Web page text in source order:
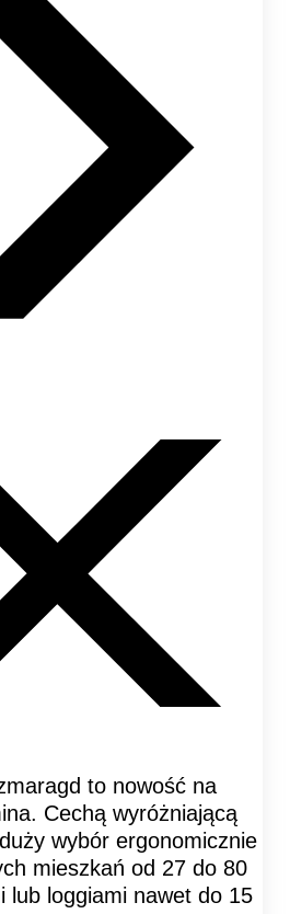
to nowość na
Cechą wyróżniającą
wybór ergonomicznie
mieszkań od 27 do 80
lub loggiami nawet do 15